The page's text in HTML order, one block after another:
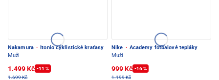
Nakamura ·
Itonio cyklistické kraťasy
Muži
1.499 Kč -11 %
1.699 Kč
Nike · Academy fotbalové tepláky
Muži
999 Kč -16 %
1.199 Kč